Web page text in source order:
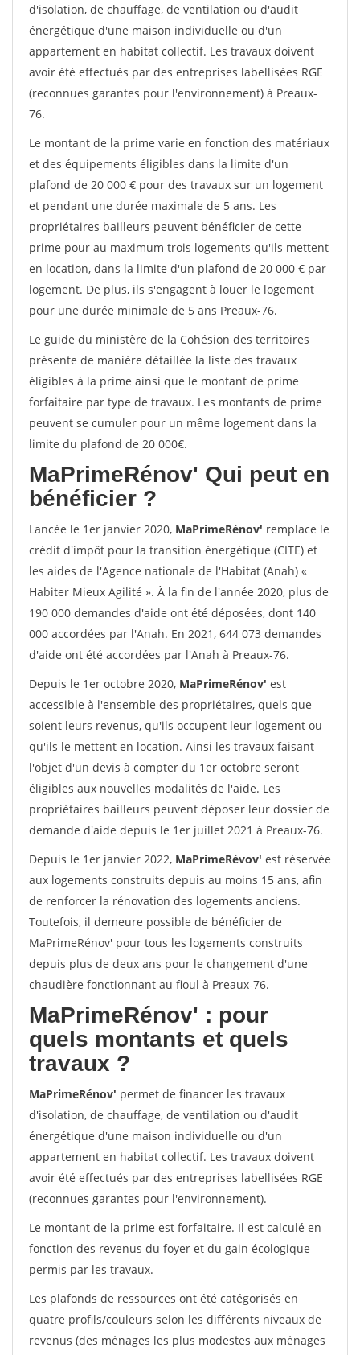
d'isolation, de chauffage, de ventilation ou d'audit
énergétique d'une maison individuelle ou d'un
appartement en habitat collectif. Les travaux doivent
avoir été effectués par des entreprises labellisées RGE
(reconnues garantes pour l'environnement) à Preaux-
76.
Le montant de la prime varie en fonction des matériaux
et des équipements éligibles dans la limite d'un
plafond de 20 000 € pour des travaux sur un logement
et pendant une durée maximale de 5 ans. Les
propriétaires bailleurs peuvent bénéficier de cette
prime pour au maximum trois logements qu'ils mettent
en location, dans la limite d'un plafond de 20 000 € par
logement. De plus, ils s'engagent à louer le logement
pour une durée minimale de 5 ans Preaux-76.
Le guide du ministère de la Cohésion des territoires
présente de manière détaillée la liste des travaux
éligibles à la prime ainsi que le montant de prime
forfaitaire par type de travaux. Les montants de prime
peuvent se cumuler pour un même logement dans la
limite du plafond de 20 000€.
MaPrimeRénov' Qui peut en
bénéficier ?
Lancée le 1er janvier 2020, MaPrimeRénov' remplace le
crédit d'impôt pour la transition énergétique (CITE) et
les aides de l'Agence nationale de l'Habitat (Anah) «
Habiter Mieux Agilité ». À la fin de l'année 2020, plus de
190 000 demandes d'aide ont été déposées, dont 140
000 accordées par l'Anah. En 2021, 644 073 demandes
d'aide ont été accordées par l'Anah à Preaux-76.
Depuis le 1er octobre 2020, MaPrimeRénov' est
accessible à l'ensemble des propriétaires, quels que
soient leurs revenus, qu'ils occupent leur logement ou
qu'ils le mettent en location. Ainsi les travaux faisant
l'objet d'un devis à compter du 1er octobre seront
éligibles aux nouvelles modalités de l'aide. Les
propriétaires bailleurs peuvent déposer leur dossier de
demande d'aide depuis le 1er juillet 2021 à Preaux-76.
Depuis le 1er janvier 2022, MaPrimeRévov' est réservée
aux logements construits depuis au moins 15 ans, afin
de renforcer la rénovation des logements anciens.
Toutefois, il demeure possible de bénéficier de
MaPrimeRénov' pour tous les logements construits
depuis plus de deux ans pour le changement d'une
chaudière fonctionnant au fioul à Preaux-76.
MaPrimeRénov' : pour
quels montants et quels
travaux ?
MaPrimeRénov' permet de financer les travaux
d'isolation, de chauffage, de ventilation ou d'audit
énergétique d'une maison individuelle ou d'un
appartement en habitat collectif. Les travaux doivent
avoir été effectués par des entreprises labellisées RGE
(reconnues garantes pour l'environnement).
Le montant de la prime est forfaitaire. Il est calculé en
fonction des revenus du foyer et du gain écologique
permis par les travaux.
Les plafonds de ressources ont été catégorisés en
quatre profils/couleurs selon les différents niveaux de
revenus (des ménages les plus modestes aux ménages